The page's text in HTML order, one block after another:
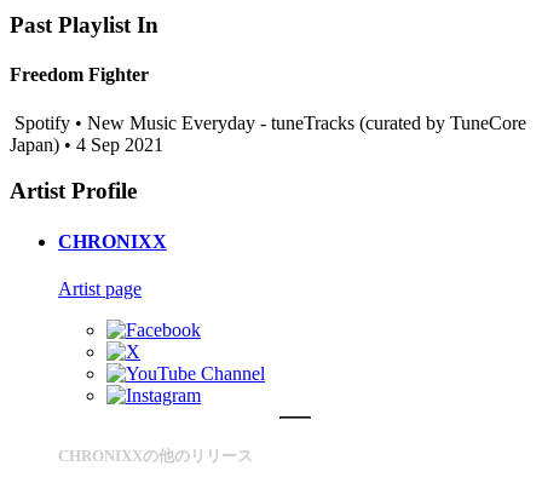
Past Playlist In
Freedom Fighter
Spotify • New Music Everyday - tuneTracks (curated by TuneCore
Japan) • 4 Sep 2021
Artist Profile
CHRONIXX
Artist page
CHRONIXXの他のリリース